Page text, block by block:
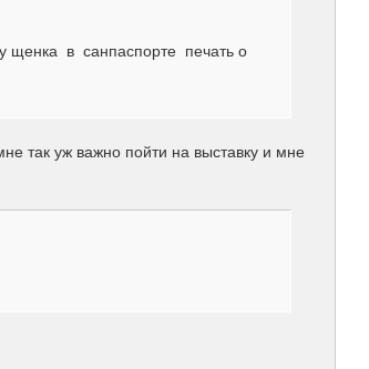
щенка в санпаспорте печать о
так уж важно пойти на выставку и мне